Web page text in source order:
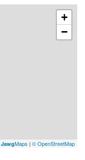
+
−
JawgMaps | © OpenStreetMap